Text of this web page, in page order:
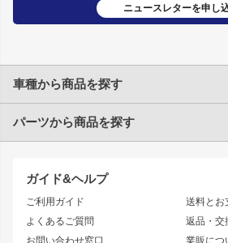
ニュースレターを申し
ガイド&ヘルプ
ご利用ガイド
よくあるご質問
お問い合わせ窓口
送料とお
返品・交
業販につ
車種から商品を探す
トヨタ
JZX90 CHASER
JZX110 MARK II
JZX100 MARK II
アリスト
ソアラ
パーツから商品を探す
エアロシリーズ
ドリフトライン
風神
レーシン
アタック